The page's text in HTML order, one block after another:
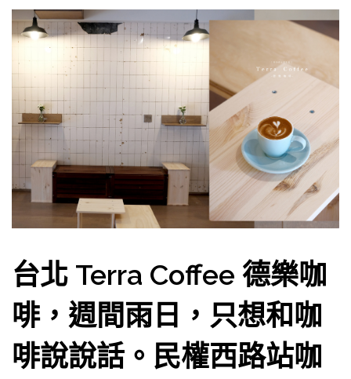
台北 Terra Coffee 德樂咖
啡，週間雨日，只想和咖
啡說說話。民權西路站咖